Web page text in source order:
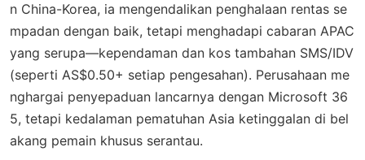
n China-Korea, ia mengendalikan penghalaan rentas se
mpadan dengan baik, tetapi menghadapi cabaran APAC
yang serupa—kependaman dan kos tambahan SMS/IDV
(seperti AS$0.50+ setiap pengesahan). Perusahaan me
nghargai penyepaduan lancarnya dengan Microsoft 36
5, tetapi kedalaman pematuhan Asia ketinggalan di bel
akang pemain khusus serantau.